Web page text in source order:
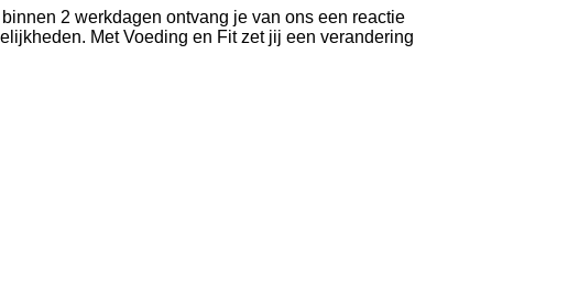
2 werkdagen ontvang je van ons een reactie
Met Voeding en Fit zet jij een verandering